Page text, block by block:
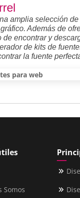
amplia selección
Además de
encontrar y
de kits de
la fuente
para web
Somos